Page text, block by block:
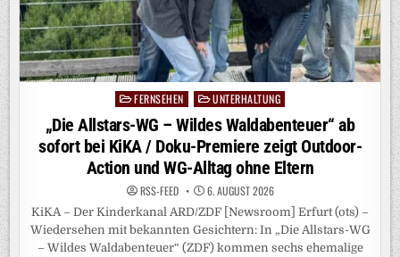
PostedFERNSEHEN UNTERHALTUNG
„Die Allstars-WG – Wildes Waldabenteuer“ ab
sofort bei KiKA / Doku-Premiere zeigt Outdoor-
Action und WG-Alltag ohne Eltern
RSS-FEED 6. AUGUST 2026
KiKA – Der Kinderkanal ARD/ZDF [Newsroom] Erfurt (ots) –
Wiedersehen mit bekannten Gesichtern: In „Die Allstars-WG
– Wildes Waldabenteuer“ (ZDF) kommen sechs ehemalige